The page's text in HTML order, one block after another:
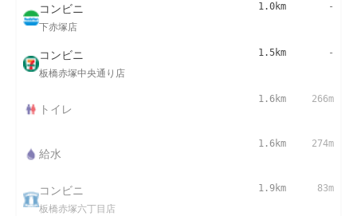
コンビニ
下赤塚店
1.0km -
コンビニ
板橋赤塚中央通り店
1.5km -
トイレ
1.6km 266m
給水
1.6km 274m
コンビニ
板橋赤塚六丁目店
1.9km 83m